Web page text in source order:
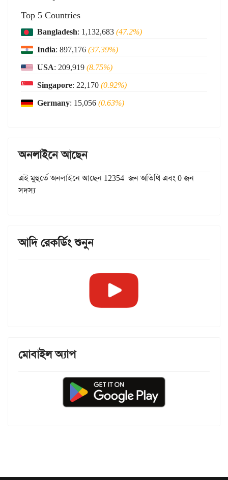
Top 5 Countries
Bangladesh: 1,132,683(47.2%)
India: 897,176(37.39%)
USA: 209,919(8.75%)
Singapore: 22,170(0.92%)
Germany: 15,056(0.63%)
অনলাইনে আছেন
এই মুহুর্তে অনলাইনে আছেন 12354 জন অতিথি এবং 0 জন
সদস্য
আদি রেকর্ডিং শুনুন
মোবাইল অ্যাপ